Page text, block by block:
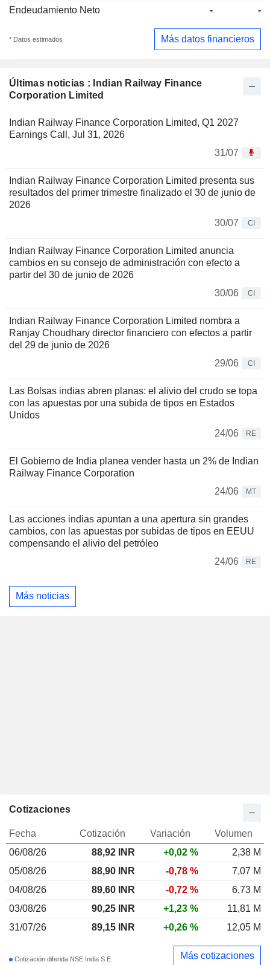
Últimas noticias : Indian Railway Finance
Corporation Limited
Indian Railway Finance Corporation Limited, Q1 2027
Earnings Call, Jul 31, 2026
31/07
Indian Railway Finance Corporation Limited presenta sus
resultados del primer trimestre finalizado el 30 de junio de
2026
30/07
CI
Indian Railway Finance Corporation Limited anuncia
cambios en su consejo de administración con efecto a
partir del 30 de junio de 2026
30/06
CI
Indian Railway Finance Corporation Limited nombra a
Ranjay Choudhary director financiero con efectos a partir
del 29 de junio de 2026
29/06
CI
Las Bolsas indias abren planas: el alivio del crudo se topa
con las apuestas por una subida de tipos en Estados
Unidos
24/06
RE
El Gobierno de India planea vender hasta un 2% de Indian
Railway Finance Corporation
24/06
MT
Las acciones indias apuntan a una apertura sin grandes
cambios, con las apuestas por subidas de tipos en EEUU
compensando el alivio del petróleo
24/06
RE
Más noticias
Endeudamiento Neto
- -
* Datos estimados Más datos financieros
Cotizaciones
Fecha Cotización Variación
Volumen
06/08/26
88,92 INR +0,02 %
2,38 M
05/08/26
88,90 INR -0,78 %
7,07 M
04/08/26
89,60 INR -0,72 %
6,73 M
03/08/26
90,25 INR +1,23 %
11,81 M
31/07/26
89,15 INR +0,26 % 12,05 M
Cotización diferida NSE India S.E. Más cotizaciones